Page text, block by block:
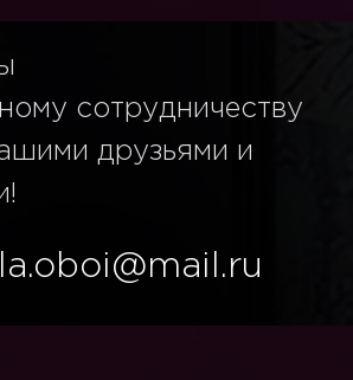
сотрудничеству
друзьями и